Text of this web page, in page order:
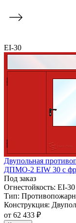
EI-30
Двупольная
ДПМО-2 EIW 30 с
Под заказ
Огнестойкость: EI-30
Тип:
Конструкция:
от 62 433 ₽